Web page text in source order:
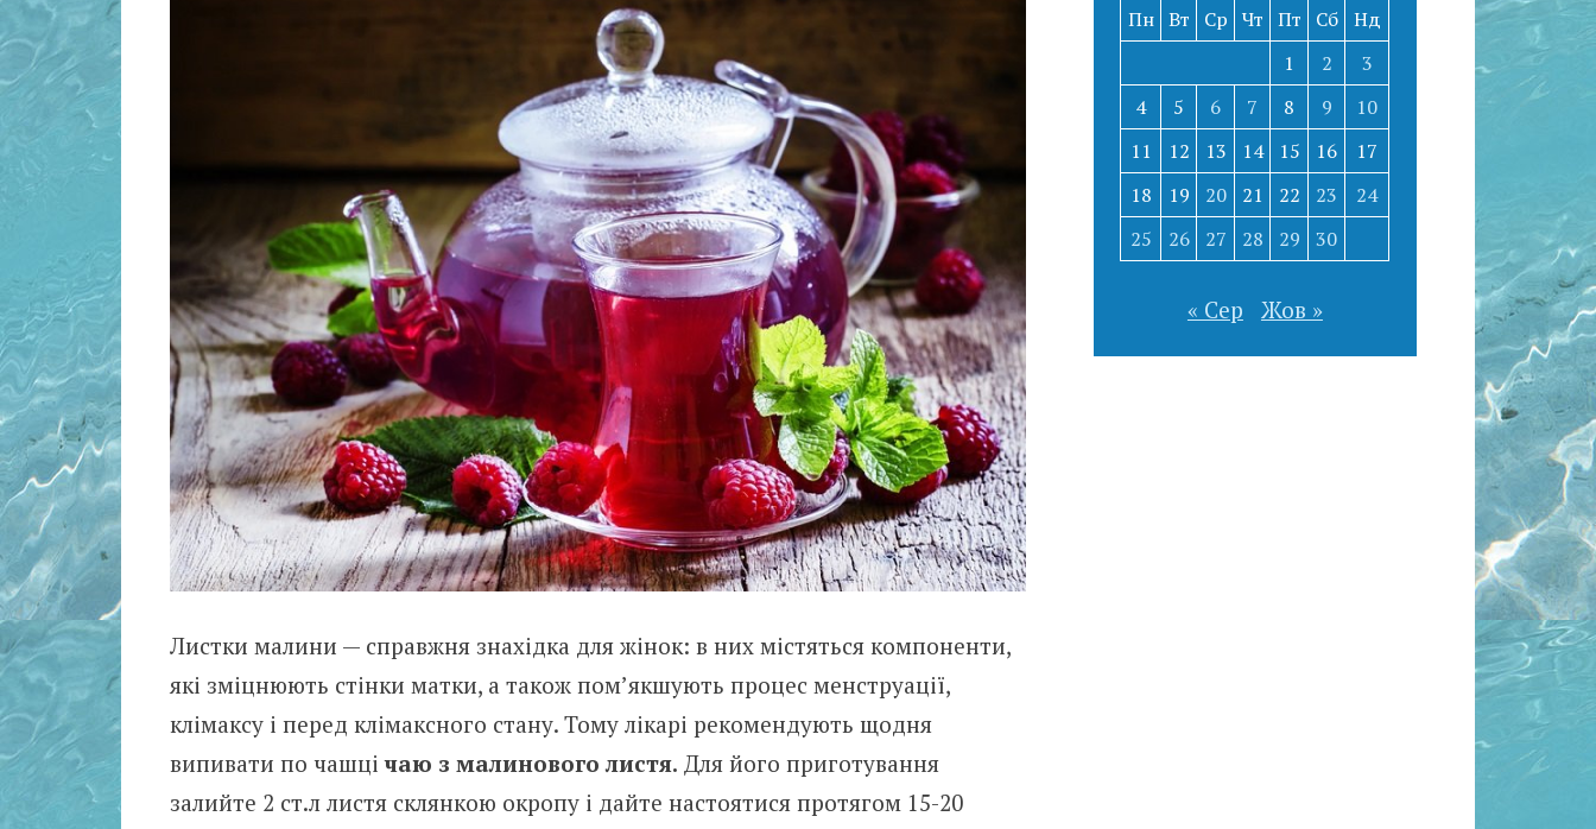
Листки малини — справжня знахідка для жінок: в них містяться компоненти,
які зміцнюють стінки матки, а також пом’якшують процес менструації,
клімаксу і перед клімаксного стану. Тому лікарі рекомендують щодня
випивати по чашцічаю з малинового листя. Для його приготування
залийте 2 ст.л листя склянкою окропу і дайте настоятися протягом 15-20
Пн Вт Ср Чт Пт Сб Нд
1
2
3
4
5 6 7 8 9
10
11
12 13 14 15 16
17
18
19 20 21 22 23
24
25
26 27 28 29 30
« Сер Жов »